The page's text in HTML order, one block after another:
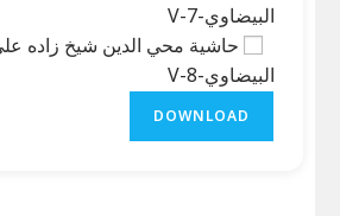
البيضاوي-V-7
حاشية محي الدين شيخ زاده
البيضاوي-V-8
DOWNLOAD